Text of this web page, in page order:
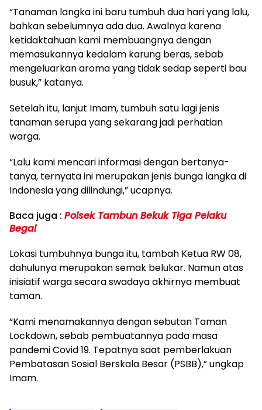
“Tanaman langka ini baru tumbuh dua hari yang lalu,
bahkan sebelumnya ada dua. Awalnya karena
ketidaktahuan kami membuangnya dengan
memasukannya kedalam karung beras, sebab
mengeluarkan aroma yang tidak sedap seperti bau
busuk,” katanya.
Setelah itu, lanjut Imam, tumbuh satu lagi jenis
tanaman serupa yang sekarang jadi perhatian
warga.
“Lalu kami mencari informasi dengan bertanya-
tanya, ternyata ini merupakan jenis bunga langka di
Indonesia yang dilindungi,” ucapnya.
Baca juga : Polsek Tambun Bekuk Tiga Pelaku
Begal
Lokasi tumbuhnya bunga itu, tambah Ketua RW 08,
dahulunya merupakan semak belukar. Namun atas
inisiatif warga secara swadaya akhirnya membuat
taman.
“Kami menamakannya dengan sebutan Taman
Lockdown, sebab pembuatannya pada masa
pandemi Covid 19. Tepatnya saat pemberlakuan
Pembatasan Sosial Berskala Besar (PSBB),” ungkap
Imam.